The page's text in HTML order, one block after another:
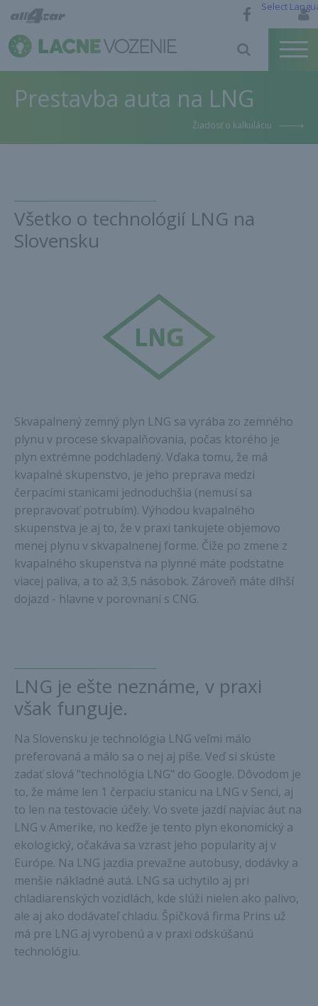
Select
Prestavba auta na LNG
Žiadosť o kalkuláciu
Všetko o technológií LNG na
Slovensku
Skvapalnený zemný plyn LNG sa vyrába zo zemného
plynu v procese skvapalňovania, počas ktorého je
plyn extrémne podchladený. Vďaka tomu, že má
kvapalné skupenstvo, je jeho preprava medzi
čerpacími stanicami jednoduchšia (nemusí sa
prepravovať potrubím). Výhodou kvapalného
skupenstva je aj to, že v praxi tankujete objemovo
menej plynu v skvapalnenej forme. Čiže po zmene z
kvapalného skupenstva na plynné máte podstatne
viacej paliva, a to až 3,5 násobok. Zároveň máte dlhší
dojazd - hlavne v porovnaní s CNG.
LNG je ešte neznáme, v praxi
však funguje.
Na Slovensku je technológia LNG veľmi málo
preferovaná a málo sa o nej aj píše. Veď si skúste
zadať slová "technológia LNG" do Google. Dôvodom je
to, že máme len 1 čerpaciu stanicu na LNG v Senci, aj
to len na testovacie účely. Vo svete jazdí najviac áut na
LNG v Amerike, no keďže je tento plyn ekonomický a
ekologický, očakáva sa vzrast jeho popularity aj v
Európe. Na LNG jazdia prevažne autobusy, dodávky a
menšie nákladné autá. LNG sa uchytilo aj pri
chladiarenských vozidlách, kde slúži nielen ako palivo,
ale aj ako dodávateľ chladu. Špičková firma Prins už
má pre LNG aj vyrobenú a v praxi odskúšanú
technológiu.